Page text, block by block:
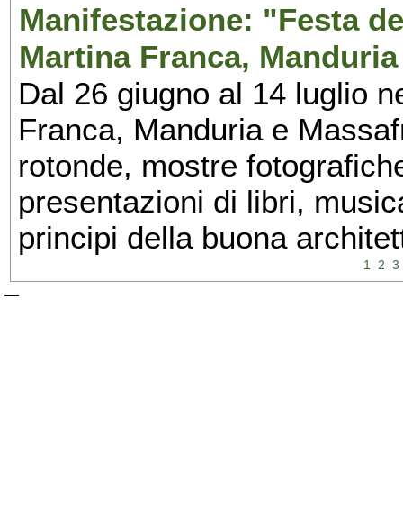
Manifestazione: "Festa
Martina Franca,
Dal 26 giugno al 14 luglio
Franca, Manduria e
rotonde, mostre
presentazioni di libri,
principi della buona
1 2 3